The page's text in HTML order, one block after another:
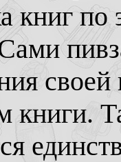
книг
своей
книги.